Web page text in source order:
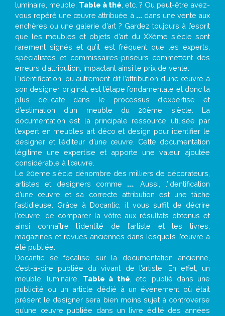
luminaire, meuble, Table à thé , etc. ? Ou peut-être avez-
vous repéré une œuvre attribuée à ...dans une vente aux
enchères ou une galerie d’art ? Gardez toujours à l’esprit
que les meubles et objets d’art du XXème siècle sont
rarement signés et qu’il est fréquent que les experts,
spécialistes et commissaires-priseurs commettent des
erreurs d’attribution, impactant ainsi le prix de vente.
L’identification, ou autrement dit l’attribution d’une œuvre à
son designer original, est l’étape fondamentale et donc la
plus délicate dans le processus d’expertise et
d’estimation d’un meuble du 20ème siècle. La
documentation est la principale ressource utilisée par
l’expert en meubles art déco et design pour identifier le
designer et l’éditeur d’une œuvre. Cette documentation
légitime une expertise et apporte une valeur ajoutée
considérable à l’œuvre.
Le 20eme siècle dénombre des milliers de décorateurs,
artistes et designers comme ... . Aussi, l’identification
d’une œuvre et sa correcte attribution est une tâche
fastidieuse. Grâce à Docantic, il vous suffit de décrire
l’œuvre, de comparer la vôtre aux résultats obtenus et
ainsi connaître l’identité de l’artiste et les livres,
magazines et revues anciennes dans lesquels l’œuvre a
été publiée.
Docantic se focalise sur la documentation ancienne,
c’est-à-dire publiée du vivant de l’artiste. En effet, un
meuble, luminaire, Table à thé , etc. publié dans une
publicité ou un article dédié à un évènement où était
présent le designer sera bien moins sujet à controverse
qu’une œuvre publiée dans un livre édité des années